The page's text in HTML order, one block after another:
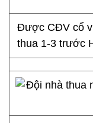
Được CĐV cổ
thua 1-3 trước